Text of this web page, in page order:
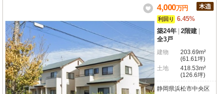
光・レジャー資源も豊富！積算評価は１０１％と高く、出口戦略を見据えた資
産形成にも適した一棟収益物件。地域の魅力と高利回りを兼ね備えた本物件
は、堅実なキャッシュフローを求める投資家の皆様におすすめです！
4,000万円
利回り
6.45%
築24年 2階建
全3戸
建物
203.69m²
(61.61坪)
土地
418.53m²
(126.6坪)
静岡県浜松市中央区